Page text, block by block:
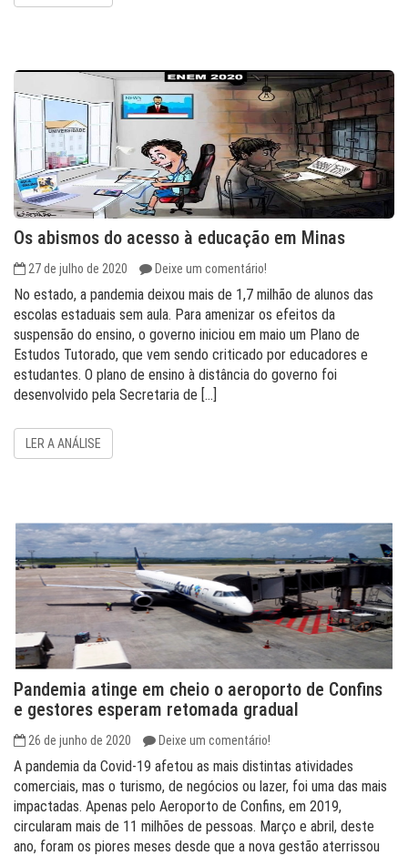
Os abismos do acesso à educação em Minas
27 de julho de 2020 Deixe um comentário!
No estado, a pandemia deixou mais de 1,7 milhão de alunos das
escolas estaduais sem aula. Para amenizar os efeitos da
suspensão do ensino, o governo iniciou em maio um Plano de
Estudos Tutorado, que vem sendo criticado por educadores e
estudantes. O plano de ensino à distância do governo foi
desenvolvido pela Secretaria de […]
LER A ANÁLISE
Pandemia atinge em cheio o aeroporto de Confins
e gestores esperam retomada gradual
26 de junho de 2020 Deixe um comentário!
A pandemia da Covid-19 afetou as mais distintas atividades
comerciais, mas o turismo, de negócios ou lazer, foi uma das mais
impactadas. Apenas pelo Aeroporto de Confins, em 2019,
circularam mais de 11 milhões de pessoas. Março e abril, deste
ano, foram os piores meses desde que a nova gestão aterrissou